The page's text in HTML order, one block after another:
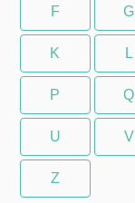
F G
K L
P Q
U V
Z